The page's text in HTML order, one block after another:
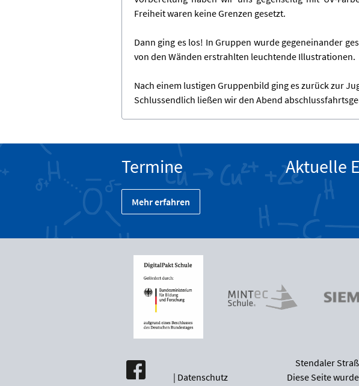
Freiheit waren keine Grenzen gesetzt.
Dann ging es los! In Gruppen wurde gegeneinander
von den Wänden erstrahlten leuchtende Illustrationen.
Nach einem lustigen Gruppenbild ging es zurück zur
Schlussendlich ließen wir den Abend
Termine
Mehr erfahren
Aktuelle
| Datenschutz
Stendaler
Diese Seite